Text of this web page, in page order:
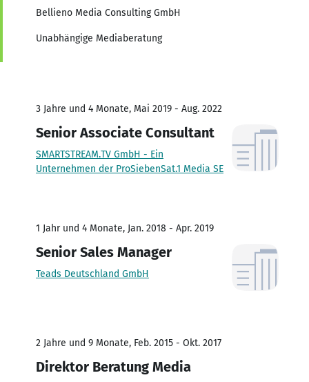
Bellieno Media Consulting GmbH
Unabhängige Mediaberatung
3 Jahre und 4 Monate, Mai 2019 - Aug. 2022
Senior Associate Consultant
SMARTSTREAM.TV GmbH - Ein
Unternehmen der ProSiebenSat.1 Media SE
1 Jahr und 4 Monate, Jan. 2018 - Apr. 2019
Senior Sales Manager
Teads Deutschland GmbH
2 Jahre und 9 Monate, Feb. 2015 - Okt. 2017
Direktor Beratung Media